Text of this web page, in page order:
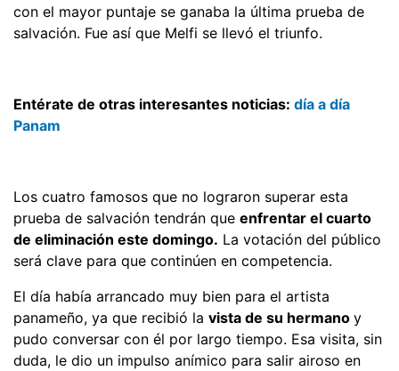
con el mayor puntaje se ganaba la última prueba de
salvación. Fue así que Melfi se llevó el triunfo.
Entérate de otras interesantes noticias: día a día
Panam
Los cuatro famosos que no lograron superar esta
prueba de salvación tendrán que enfrentar el cuarto
de eliminación este domingo. La votación del público
será clave para que continúen en competencia.
El día había arrancado muy bien para el artista
panameño, ya que recibió la vista de su hermano y
pudo conversar con él por largo tiempo. Esa visita, sin
duda, le dio un impulso anímico para salir airoso en